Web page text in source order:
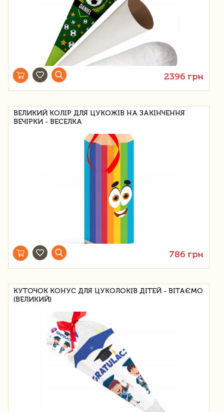
2396 грн
ВЕЛИКИЙ КОЛІР ДЛЯ ЦУКОЖІВ НА ЗАКІНЧЕННЯ
ВЕЧІРКИ - ВЕСЕЛКА
786 грн
КУТОЧОК КОНУС ДЛЯ ЦУКОЛОКІВ ДІТЕЙ - ВІТАЄМО
(ВЕЛИКИЙ)